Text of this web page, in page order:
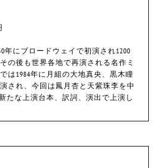
年にブロードウェイで初演され1200
の後も世界各地で再演される名作ミ
は1984年に月組の大地真央、黒木瞳
され、今回は鳳月杏と天紫珠李を中
たな上演台本、訳詞、演出で上演し